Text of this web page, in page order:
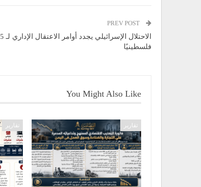
فلسطينيًا
You Might Also Like
تقارير تقارير